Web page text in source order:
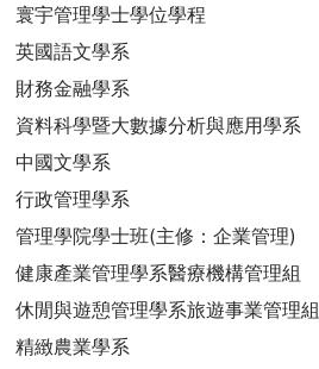
寰宇管理學士學位學程
英國語文學系
財務金融學系
資料科學暨大數據分析與應用學系
中國文學系
行政管理學系
管理學院學士班(主修：企業管理)
健康產業管理學系醫療機構管理組
休閒與遊憩管理學系旅遊事業管理組
精緻農業學系